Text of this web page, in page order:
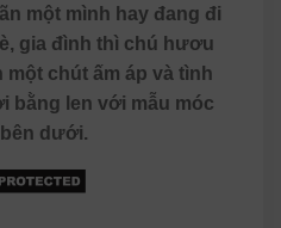
một mình hay đang đi
gia đình thì chú hươu
một chút ấm áp và tình
bằng len với mẫu móc
dưới.